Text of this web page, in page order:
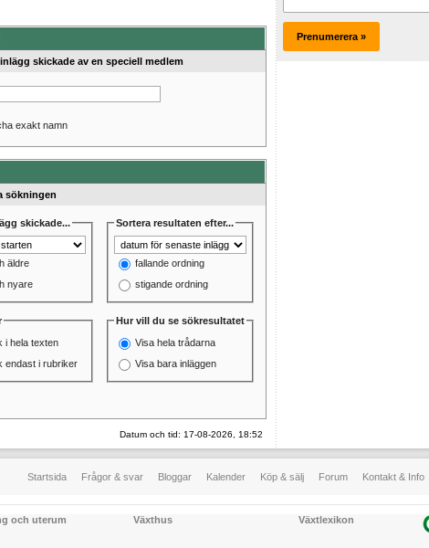
skickade av en speciell medlem
exakt namn
sökningen
skickade...
äldre
nyare
Sortera resultaten efter...
fallande ordning
stigande ordning
i hela texten
endast i rubriker
Hur vill du se sökresultatet
Visa hela trådarna
Visa bara inläggen
Datum och tid: 17-08-2026, 18:52
Startsida Frågor & svar Bloggar Kalender Köp & sälj Forum Kontakt & Info
och uterum Växthus Växtlexikon